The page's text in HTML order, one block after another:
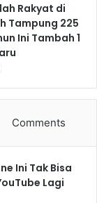
Rakyat di
Tampung 225
Ini Tambah 1
Comments
Ini Tak Bisa
Lagi